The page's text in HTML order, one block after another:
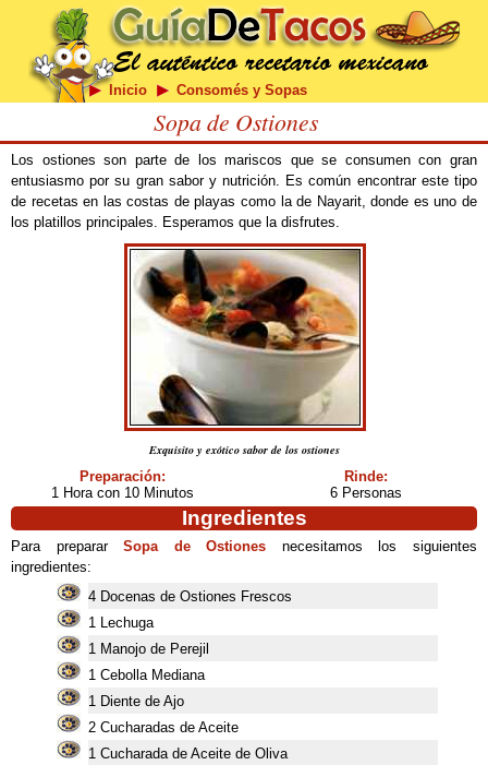
Inicio Consomés y Sopas
Sopa de Ostiones
Los ostiones son parte de los mariscos que se consumen con gran
entusiasmo por su gran sabor y nutrición. Es común encontrar este tipo
de recetas en las costas de playas como la de Nayarit, donde es uno de
los platillos principales. Esperamos que la disfrutes.
Exquisito y exótico sabor de los ostiones
Preparación:
1 Hora con 10 Minutos
Rinde:
6 Personas
Ingredientes
Para prepararSopa de Ostiones necesitamos los siguientes
ingredientes:
4 Docenas de Ostiones Frescos
1 Lechuga
1 Manojo de Perejil
1 Cebolla Mediana
1 Diente de Ajo
2 Cucharadas de Aceite
1 Cucharada de Aceite de Oliva